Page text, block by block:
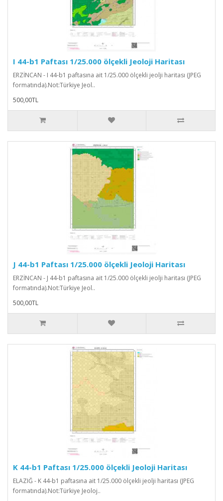
I 44-b1 Paftası 1/25.000 ölçekli Jeoloji Haritası
ERZİNCAN - I 44-b1 paftasına ait 1/25.000 ölçekli jeolji haritası (JPEG
formatında).Not:Türkiye Jeol..
500,00TL
J 44-b1 Paftası 1/25.000 ölçekli Jeoloji Haritası
ERZİNCAN - J 44-b1 paftasına ait 1/25.000 ölçekli jeolji haritası (JPEG
formatında).Not:Türkiye Jeol..
500,00TL
K 44-b1 Paftası 1/25.000 ölçekli Jeoloji Haritası
ELAZIĞ - K 44-b1 paftasına ait 1/25.000 ölçekli jeolji haritası (JPEG
formatında).Not:Türkiye Jeoloj..